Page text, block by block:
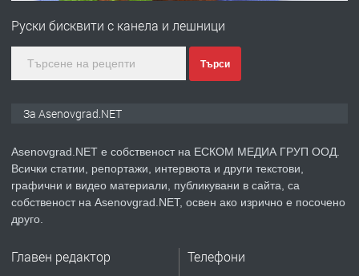
преди 2 години
ПРЕДЛАГА
Давам индивидуалани уроци по
Руски бисквити с канела и лешници
Търси
За Asenovgrad.NET
Asenovgrad.NET е собственост на ЕСКОМ МЕДИА ГРУП ООД.
Всички статии, репортажи, интервюта и други текстови,
графични и видео материали, публикувани в сайта, са
собственост на Asenovgrad.NET, освен ако изрично е посочено
друго.
Главен редактор Телефони